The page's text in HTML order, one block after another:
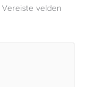
Vereiste velden